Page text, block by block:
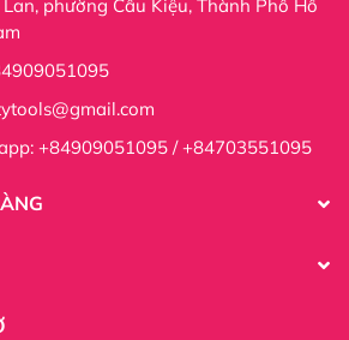
@sieuthidonghehanibeauty
profile.php?
phường Cầu Kiệu, Thành Phố Hồ
+84909051095 / +84703551095